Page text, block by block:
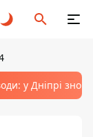
у Дніпрі